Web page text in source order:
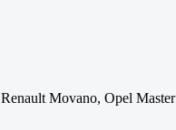
Renault Movano, Opel Master